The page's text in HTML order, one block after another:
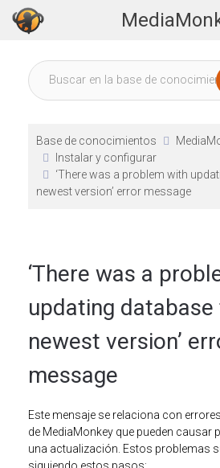
Base de conocimientos
Instalar y configurar
‘There was a problem with
newest version’ error message
‘There was a
updating
newest version’
message
Este mensaje se relaciona con
de MediaMonkey que pueden causar
una actualización. Estos problemas
siguiendo estos pasos: